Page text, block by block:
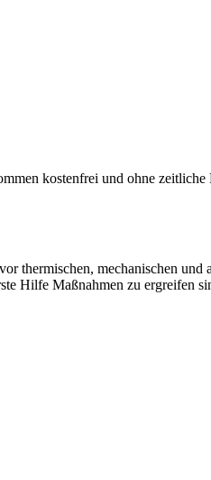
kostenfrei und ohne zeitliche
thermischen, mechanischen
Hilfe Maßnahmen zu ergreifen